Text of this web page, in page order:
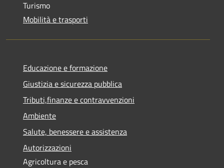
Turismo
Mobilità e trasporti
Educazione e formazione
Giustizia e sicurezza pubblica
Tributi,finanze e contravvenzioni
Ambiente
Salute, benessere e assistenza
Autorizzazioni
Agricoltura e pesca